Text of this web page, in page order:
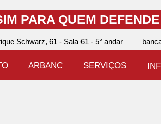
PARA QUEM
Schwarz, 61 - Sala 61 - 5° andar
ARBANC SERVIÇOS